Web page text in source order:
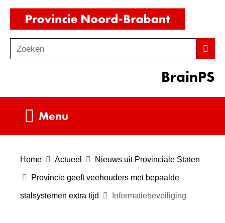
Ga
de
inhoud
o
Zoeken
BrainPS
Menu
Home Actueel Nieuws uit Provinciale Staten
Provincie geeft veehouders met bepaalde
stalsystemen extra tijd Informatiebeveiliging